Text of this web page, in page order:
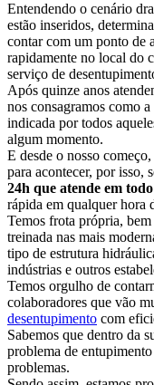
Entendendo o cenário
estão inseridos,
contar com um ponto de
rapidamente no local do
serviço de
Após quinze anos
nos consagramos como
indicada por todos
algum momento.
E desde o nosso
para acontecer, por isso,
24h que atende em
rápida em qualquer hora
Temos frota própria,
treinada nas mais
tipo de estrutura
indústrias e outros
Temos orgulho de
colaboradores que vão
desentupimento com
Sabemos que dentro da
problema de
problemas.